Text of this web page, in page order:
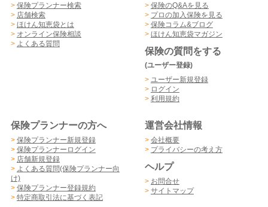
> 保険プランナー検索
> 店舗検索
> ほけん知恵袋とは
> オンライン保険相談
> よくある質問
> 保険のQ&Aを見る
> プロの加入保険を見る
> 保険コラム&ブログ
> ほけん知恵袋マガジン
保険の質問をする
(ユーザー登録)
> ユーザー新規登録
> ログイン
> 利用規約
保険プランナーの方へ
> 保険プランナー新規登録
> 保険プランナーログイン
> 店舗新規登録
> よくある質問(保険プランナー向
け)
> 保険プランナー登録規約
> 特定商取引法に基づく表記
運営会社情報
> 会社概要
> プライバシーの考え方
ヘルプ
> お問合せ
> サイトマップ